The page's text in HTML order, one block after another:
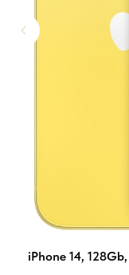
iPhone 14,